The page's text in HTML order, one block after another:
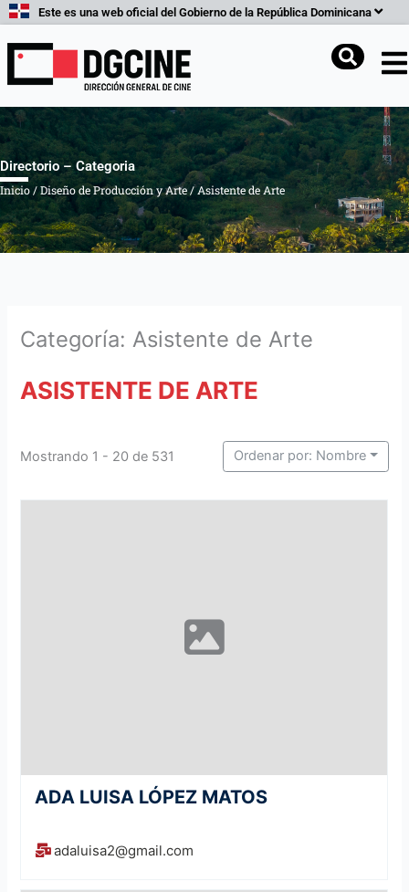
contenido
Este es una web oficial del Gobierno de la República Dominicana
Buscar
Directorio – Categoria
Inicio/Diseño de Producción y Arte/Asistente de Arte
Categoría: Asistente de Arte
ASISTENTE DE ARTE
Mostrando 1 - 20 de 531 Ordenar por: Nombre
ADA LUISA LÓPEZ MATOS
adaluisa2@gmail.com